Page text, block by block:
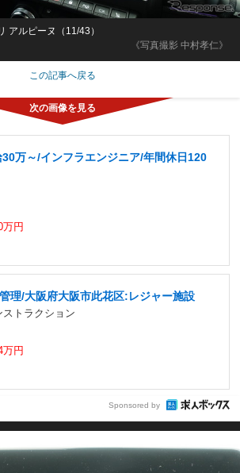
《写真撮影 中村孝仁》
アルピーヌ（11/43）
この記事へ戻る
万～/インフラエンジニア/年間休日120
万円
理/大阪府大阪市此花区:レジャー施設
トラクション
万円
Sponsored by